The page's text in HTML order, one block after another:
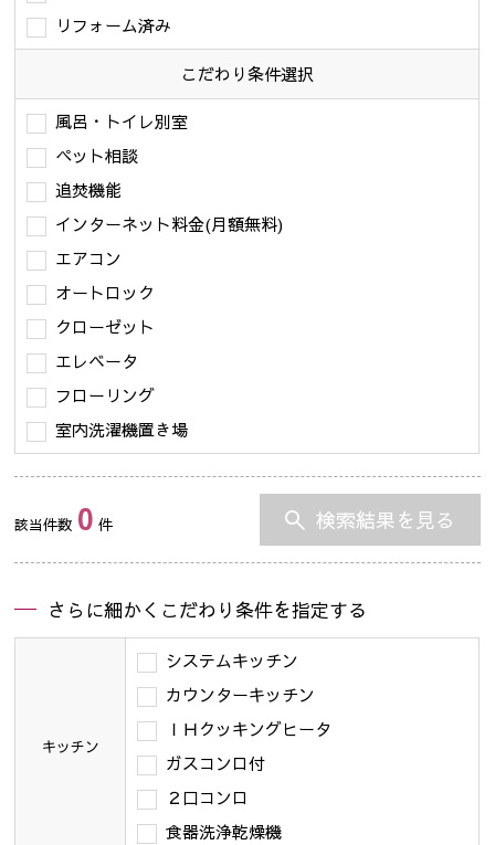
リフォーム済み
こだわり条件選択
風呂・トイレ別室
ペット相談
追焚機能
インターネット料金(月額無料)
エアコン
オートロック
クローゼット
エレベータ
フローリング
室内洗濯機置き場
該当件数 0 件 検索結果を見る
さらに細かくこだわり条件を指定する
キッチン
システムキッチン
カウンターキッチン
ＩＨクッキングヒータ
ガスコンロ付
２口コンロ
食器洗浄乾燥機